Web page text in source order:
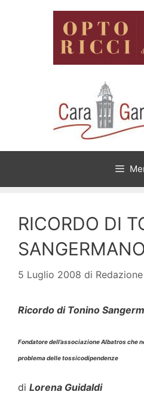
RICORDO DI
SANGERMANO
5 Luglio 2008 di Redazione
Ricordo di Tonino
Fondatore dell’associazione Albatros che
problema delle tossicodipendenze
di Lorena Guidaldi